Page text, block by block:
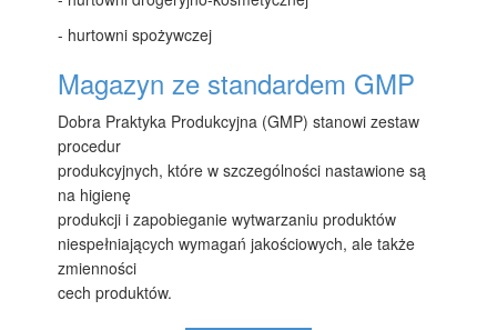
- hurtowni spożywczej
Magazyn ze standardem GMP
Dobra Praktyka Produkcyjna (GMP) stanowi zestaw
procedur
produkcyjnych, które w szczególności nastawione są
na higienę
produkcji i zapobieganie wytwarzaniu produktów
niespełniających wymagań jakościowych, ale także
zmienności
cech produktów.